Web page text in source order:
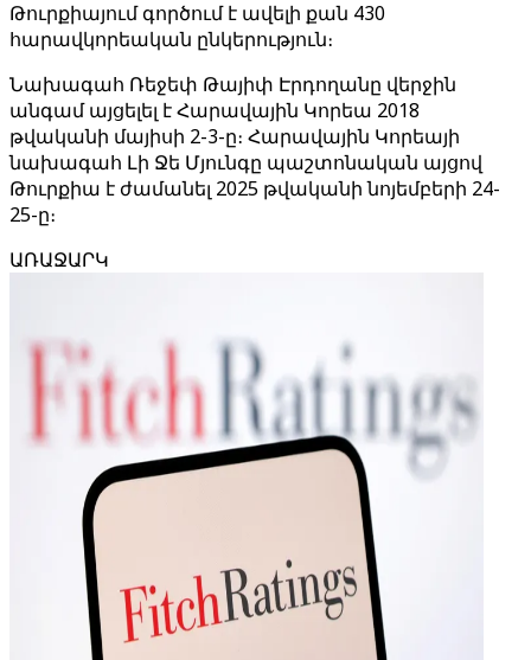
Թուրքիայում գործում է ավելի քան 430
հարավկորեական ընկերություն։
Նախագահ Ռեջեփ Թայիփ Էրդողանը վերջին
անգամ այցելել է Հարավային Կորեա 2018
թվականի մայիսի 2-3-ը։ Հարավային Կորեայի
նախագահ Լի Ջե Մյունգը պաշտոնական այցով
Թուրքիա է ժամանել 2025 թվականի նոյեմբերի 24-
25-ը։
ԱՌԱՋԱՐԿ